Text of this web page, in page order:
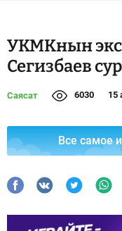
УКМКнын
Сегизбаев
Саясат 6030 15
Все самое